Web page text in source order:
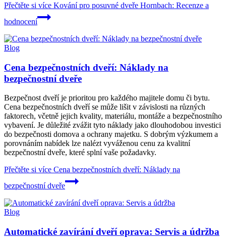
Přečtěte si více Kování pro posuvné dveře Hornbach: Recenze a
hodnocení
Blog
Cena bezpečnostních dveří: Náklady na
bezpečnostní dveře
Bezpečnost dveří je prioritou pro každého majitele domu či bytu.
Cena bezpečnostních dveří se může lišit v závislosti na různých
faktorech, včetně jejich kvality, materiálu, montáže a bezpečnostního
vybavení. Je důležité zvážit tyto náklady jako dlouhodobou investici
do bezpečnosti domova a ochrany majetku. S dobrým výzkumem a
porovnáním nabídek lze nalézt vyváženou cenu za kvalitní
bezpečnostní dveře, které splní vaše požadavky.
Přečtěte si více Cena bezpečnostních dveří: Náklady na
bezpečnostní dveře
Blog
Automatické zavírání dveří oprava: Servis a údržba